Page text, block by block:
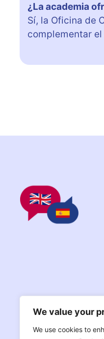
We value your
We use cookies to
¿La academia
Sí, la Oficina de
complementar